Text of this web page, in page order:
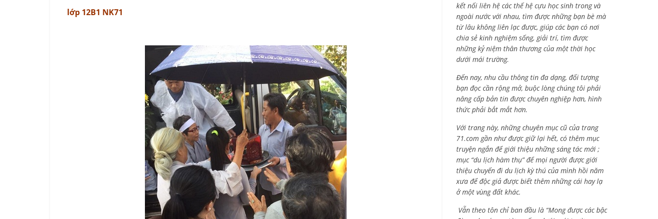
lớp 12B1 NK71
kết nối liên hệ các thế hệ cựu học sinh trong và
ngoài nước với nhau, tìm được những bạn bè mà
từ lâu không liên lạc được, giúp các bạn có nơi
chia sẻ kinh nghiệm sống, giải trí, tìm được
những kỷ niệm thân thương của một thời học
dưới mái trường.
Đến nay, nhu cầu thông tin đa dạng, đối tượng
bạn đọc cần rộng mở, buộc lòng chúng tôi phải
nâng cấp bản tin được chuyên nghiệp hơn, hình
thức phải bắt mắt hơn.
Với trang này, những chuyên mục cũ của trang
71.com gần như được giữ lại hết, có thêm mục
truyện ngắn để giới thiệu những sáng tác mới ;
mục “du lịch hàm thụ” để mọi người được giới
thiệu chuyến đi du lịch kỳ thú của mình hồi năm
xưa để độc giả được biết thêm những cái hay lạ
ở một vùng đất khác.
Vẫn theo tôn chỉ ban đầu là “Mong được các bậc